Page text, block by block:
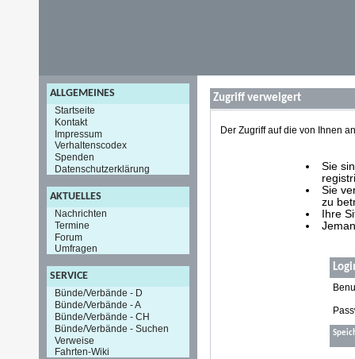
ALLGEMEINES
Startseite
Kontakt
Impressum
Verhaltenscodex
Spenden
Datenschutzerklärung
AKTUELLES
Nachrichten
Termine
Forum
Umfragen
SERVICE
Bünde/Verbände - D
Bünde/Verbände - A
Bünde/Verbände - CH
Bünde/Verbände - Suchen
Verweise
Fahrten-Wiki
Zugriff verweigert
Der Zugriff auf die von Ihnen
Sie
Sie
zu
Ihre